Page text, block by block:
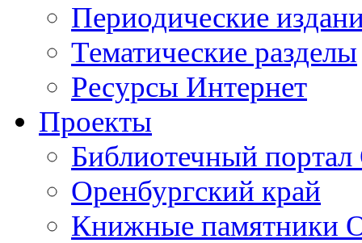
Периодические
Тематические разделы
Ресурсы Интернет
Проекты
Библиотечный портал
Оренбургский край
Книжные памятники